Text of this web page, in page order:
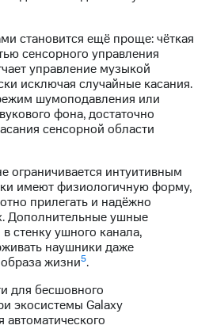
становится ещё проще: чёткая
сенсорного управления
управление музыкой
исключая случайные касания.
шумоподавления или
фона, достаточно
сенсорной области
ограничивается интуитивным
имеют физиологичную форму,
прилегать и надёжно
Дополнительные ушные
стенку ушного канала,
наушники даже
жизни5.
для бесшовного
экосистемы Galaxy
автоматического